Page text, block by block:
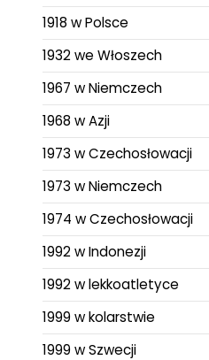
1918 w Polsce
1932 we Włoszech
1967 w Niemczech
1968 w Azji
1973 w Czechosłowacji
1973 w Niemczech
1974 w Czechosłowacji
1992 w Indonezji
1992 w lekkoatletyce
1999 w kolarstwie
1999 w Szwecji